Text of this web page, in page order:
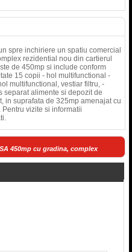
spre inchiriere un spatiu comercial
rezidential nou din cartierul
de 450mp si include conform
15 copii - hol multifunctional -
multifunctional, vestiar filtru, -
separat alimente si depozit de
in suprafata de 325mp amenajat cu
vizite si informatii
450mp cu gradina, complex